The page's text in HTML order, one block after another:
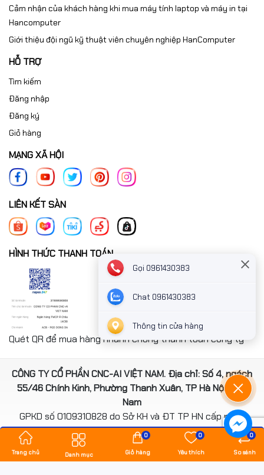
Cảm nhận của khách hàng khi mua máy tính laptop và máy in tại
Hancomputer
Giới thiệu đội ngũ kỹ thuật viên chuyên nghiệp HanComputer
HỖ TRỢ
Tìm kiếm
Đăng nhập
Đăng ký
Giỏ hàng
MẠNG XÃ HỘI
LIÊN KẾT SÀN
HÌNH THỨC THANH TOÁN
Quét QR để mua hàng nhanh chóng thanh toán công ty
CÔNG TY CỔ PHẦN CNC-AI VIỆT NAM. Địa chỉ: Số 4, ngách
55/46 Chính Kinh, Phường Thanh Xuân, TP Hà Nội, Việt
Nam
GPKD số 0109310828 do Sở KH và ĐT TP HN cấp ngày
14/08/2020
*** Website đã đươc cấp phép của Bộ Công Thương
Trang chủ Danh mục Giỏ hàng
0
Yêu thích
0
So sánh
0
Gọi 0961430383
Chat 0961430383
Thông tin cửa hàng